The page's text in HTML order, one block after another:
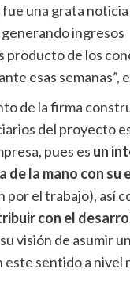
una grata
ingresos
producto de los
esas semanas”,
de la firma
del proyecto
pues es un
de la mano con su
por el trabajo), así
con el
visión de asumir
este sentido a nivel